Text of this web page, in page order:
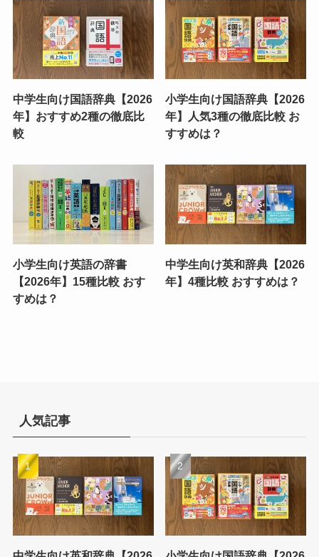
中学生向け国語辞典【2026
年】おすすめ2種の徹底比
較
小学生向け国語辞典【2026
年】人気3種の徹底比較 お
すすめは？
小学生向け英語の辞書
【2026年】15種比較 おす
すめは？
中学生向け英和辞典【2026
年】4種比較 おすすめは？
人気記事